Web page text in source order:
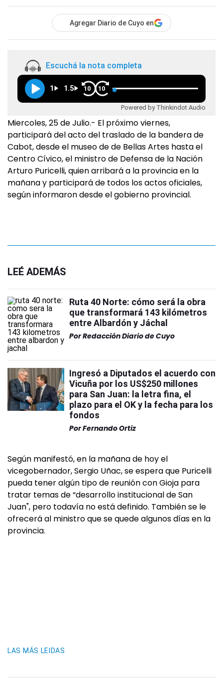
Agregar Diario de Cuyo en
Escuchá la nota completa
1 1.5 10 10
Powered by Thinkindot Audio
Miercoles, 25 de Julio.- El próximo viernes,
participará del acto del traslado de la bandera de
Cabot, desde el museo de de Bellas Artes hasta el
Centro Cívico, el ministro de Defensa de la Nación
Arturo Puricelli, quien arribará a la provincia en la
mañana y participará de todos los actos oficiales,
según informaron desde el gobierno provincial.
LEÉ ADEMÁS
Ruta 40 Norte: cómo será la obra
que transformará 143 kilómetros
entre Albardón y Jáchal
PorRedacción Diario de Cuyo
Ingresó a Diputados el acuerdo con
Vicuña por los US$250 millones
para San Juan: la letra fina, el
plazo para el OK y la fecha para los
fondos
PorFernando Ortiz
Según manifestó, en la mañana de hoy el
vicegobernador, Sergio Uñac, se espera que Puricelli
pueda tener algún tipo de reunión con Gioja para
tratar temas de “desarrollo institucional de San
Juan", pero todavía no está definido. También se le
ofrecerá al ministro que se quede algunos días en la
provincia.
LAS MÁS LEIDAS